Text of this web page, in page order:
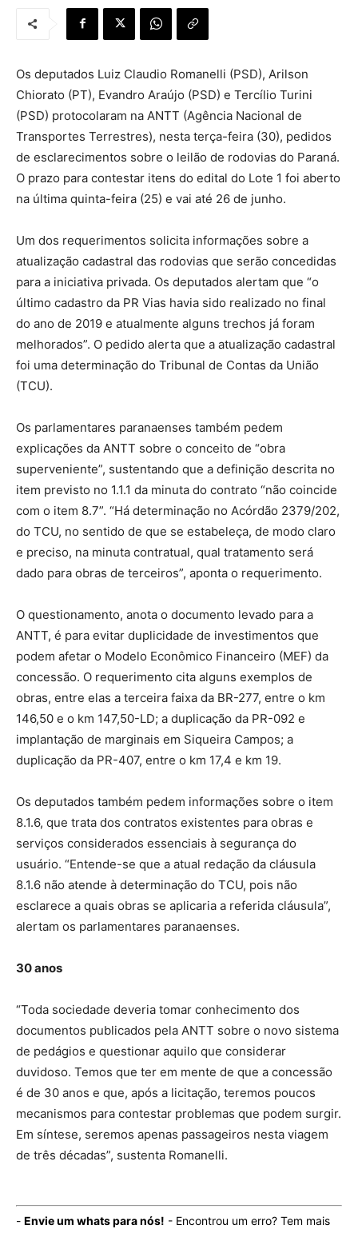
Os deputados Luiz Claudio Romanelli (PSD), Arilson
Chiorato (PT), Evandro Araújo (PSD) e Tercílio Turini
(PSD) protocolaram na ANTT (Agência Nacional de
Transportes Terrestres), nesta terça-feira (30), pedidos
de esclarecimentos sobre o leilão de rodovias do Paraná.
O prazo para contestar itens do edital do Lote 1 foi aberto
na última quinta-feira (25) e vai até 26 de junho.
Um dos requerimentos solicita informações sobre a
atualização cadastral das rodovias que serão concedidas
para a iniciativa privada. Os deputados alertam que “o
último cadastro da PR Vias havia sido realizado no final
do ano de 2019 e atualmente alguns trechos já foram
melhorados”. O pedido alerta que a atualização cadastral
foi uma determinação do Tribunal de Contas da União
(TCU).
Os parlamentares paranaenses também pedem
explicações da ANTT sobre o conceito de “obra
superveniente”, sustentando que a definição descrita no
item previsto no 1.1.1 da minuta do contrato “não coincide
com o item 8.7”. “Há determinação no Acórdão 2379/202,
do TCU, no sentido de que se estabeleça, de modo claro
e preciso, na minuta contratual, qual tratamento será
dado para obras de terceiros”, aponta o requerimento.
O questionamento, anota o documento levado para a
ANTT, é para evitar duplicidade de investimentos que
podem afetar o Modelo Econômico Financeiro (MEF) da
concessão. O requerimento cita alguns exemplos de
obras, entre elas a terceira faixa da BR-277, entre o km
146,50 e o km 147,50-LD; a duplicação da PR-092 e
implantação de marginais em Siqueira Campos; a
duplicação da PR-407, entre o km 17,4 e km 19.
Os deputados também pedem informações sobre o item
8.1.6, que trata dos contratos existentes para obras e
serviços considerados essenciais à segurança do
usuário. “Entende-se que a atual redação da cláusula
8.1.6 não atende à determinação do TCU, pois não
esclarece a quais obras se aplicaria a referida cláusula”,
alertam os parlamentares paranaenses.
30 anos
“Toda sociedade deveria tomar conhecimento dos
documentos publicados pela ANTT sobre o novo sistema
de pedágios e questionar aquilo que considerar
duvidoso. Temos que ter em mente de que a concessão
é de 30 anos e que, após a licitação, teremos poucos
mecanismos para contestar problemas que podem surgir.
Em síntese, seremos apenas passageiros nesta viagem
de três décadas”, sustenta Romanelli.
- Envie um whats para nós! - Encontrou um erro? Tem mais